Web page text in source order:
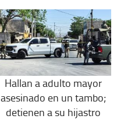
Hallan a adulto mayor
asesinado en un tambo;
detienen a su hijastro